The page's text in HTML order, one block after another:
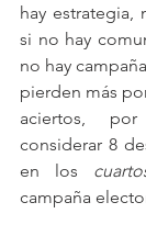
hay estrategia,
si no hay
no hay
pierden más
aciertos,
considerar 8
en los
campaña